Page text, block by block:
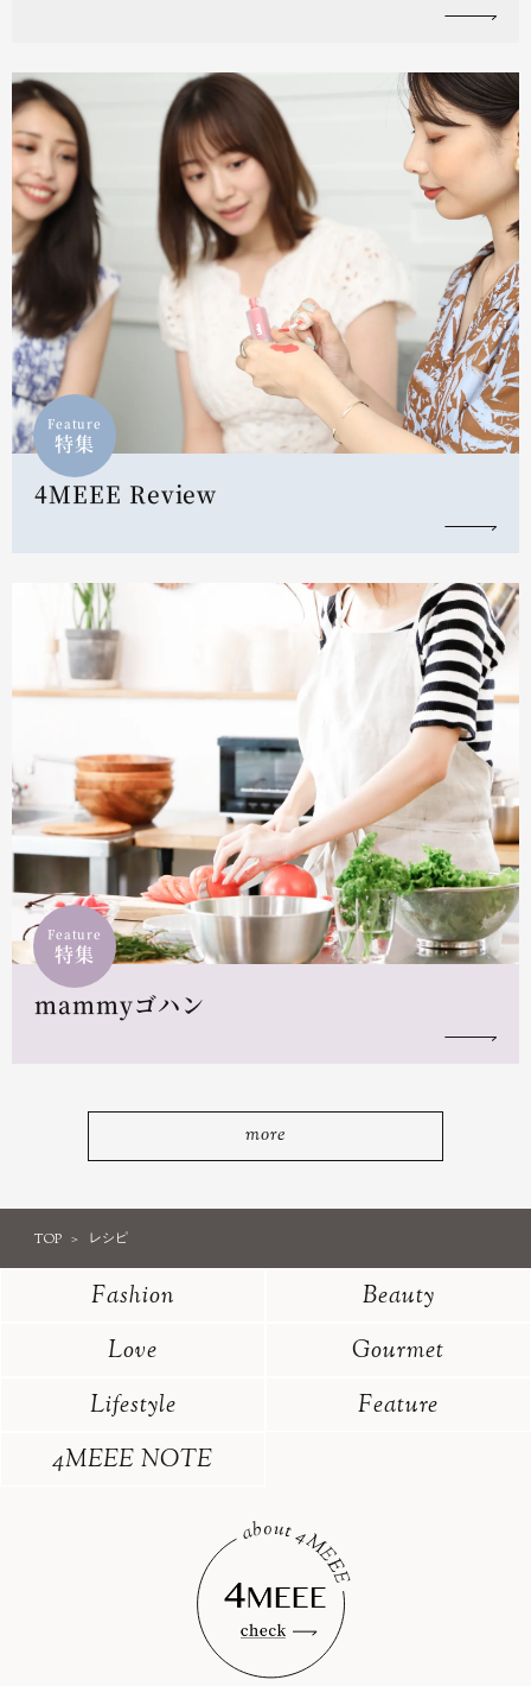
Feature
特集
4MEEE Review
Feature
特集
mammyゴハン
more
TOP レシピ
Fashion
Beauty
Love
Gourmet
Lifestyle
Feature
4MEEE NOTE